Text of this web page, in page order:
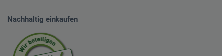
Nachhaltig einkaufen